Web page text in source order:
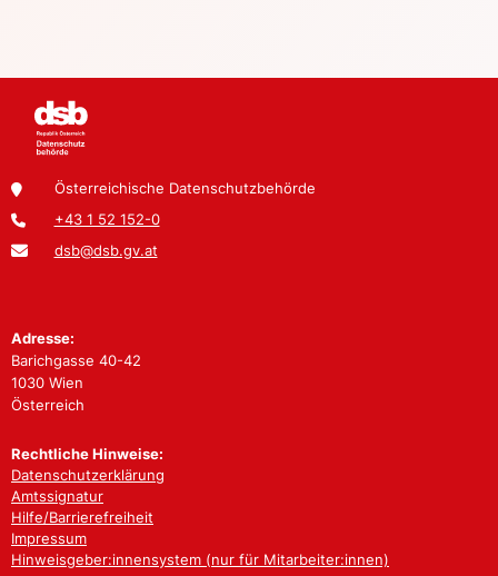
Österreichische Datenschutzbehörde
+43 1 52 152-0
dsb@dsb.gv.at
Adresse:
Barichgasse 40-42
1030 Wien
Österreich
Rechtliche Hinweise:
Datenschutzerklärung
Amtssignatur
Hilfe/Barrierefreiheit
Impressum
Hinweisgeber:innensystem (nur für Mitarbeiter:innen)